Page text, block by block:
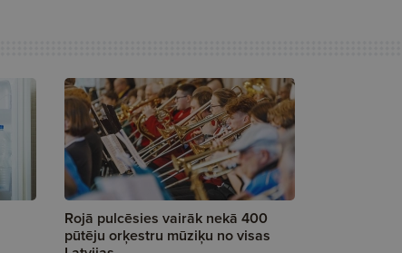
Rojā pulcēsies vairāk nekā 400
pūtēju orķestru mūziķu no visas